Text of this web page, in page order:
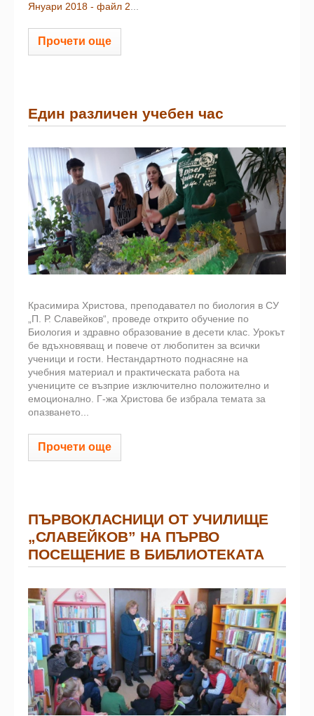
Януари 2018 - файл 2...
Прочети още
Един различен учебен час
Красимира Христова, преподавател по биология в СУ
„П. Р. Славейков“, проведе открито обучение по
Биология и здравно образование в десети клас. Урокът
бе вдъхновяващ и повече от любопитен за всички
ученици и гости. Нестандартното поднасяне на
учебния материал и практическата работа на
учениците се възприе изключително положително и
емоционално. Г-жа Христова бе избрала темата за
опазването...
Прочети още
ПЪРВОКЛАСНИЦИ ОТ УЧИЛИЩЕ
„СЛАВЕЙКОВ” НА ПЪРВО
ПОСЕЩЕНИЕ В БИБЛИОТЕКАТА